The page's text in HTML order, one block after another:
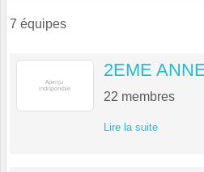
7 équipes
2EME
22 membres
Lire la suite